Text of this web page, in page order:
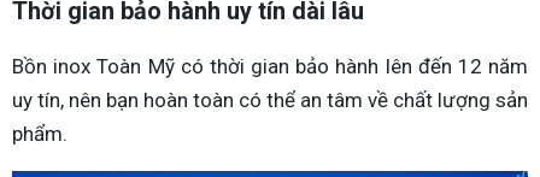
Thời gian bảo hành uy tín dài lâu
Bồn inox Toàn Mỹ có thời gian bảo hành lên đến 12 năm
uy tín, nên bạn hoàn toàn có thể an tâm về chất lượng sản
phẩm.